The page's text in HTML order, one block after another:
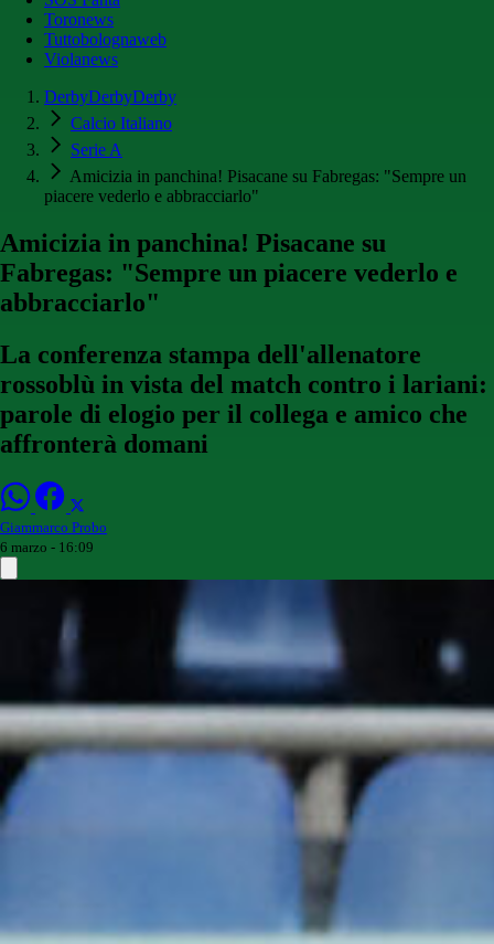
Toronews
Tuttobolognaweb
Violanews
DerbyDerbyDerby
Calcio Italiano
Serie A
Amicizia in panchina! Pisacane su Fabregas: "Sempre un
piacere vederlo e abbracciarlo"
Amicizia in panchina! Pisacane su
Fabregas: "Sempre un piacere vederlo e
abbracciarlo"
La conferenza stampa dell'allenatore
rossoblù in vista del match contro i lariani:
parole di elogio per il collega e amico che
affronterà domani
Giammarco Probo
6 marzo - 16:09